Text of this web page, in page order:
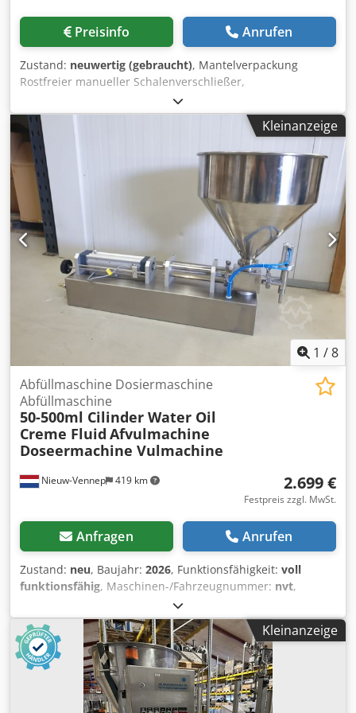
Kochprozessen legen. Technische Eigenschaften: 400 L
Dampfgarerball. Gebrauchter Dampfgarer. Hersteller:
Dedpfou H Uznsx Agrsck W3F57BIq
Preisinfo Anrufen
Zustand: neuwertig (gebraucht), Mantelverpackung
Rostfreier manueller Schalenverschließer,
Doppelschalenbetrieb, Temperatur- und Zeitsteuerung,
Schalenabmessungen 270mm x 280mm, 1Ph Dcjdjfg
Agrepfx Agrok
Kleinanzeige
1 /8
Nieuw-Vennep 419 km
Abfüllmaschine Dosiermaschine
Abfüllmaschine
50-500ml Cilinder Water Oil
Creme Fluid Afvulmachine
Doseermachine Vulmachine
2.699 €
Festpreis zzgl. MwSt.
Anfragen Anrufen
Zustand: neu, Baujahr: 2026, Funktionsfähigkeit: voll
funktionsfähig, Maschinen-/Fahrzeugnummer: nvt,
, Nagelneue Abfüllmaschine /
Füllmaschine / Dosiermaschine, die sich ideal für das
Abfüllen von Flüssigkeiten, Pasten, Cremes, Ölen usw.
eignet. Die Maschine ist für nahezu alle Flüssigkeiten
sowie auch für dickere Substanzen geeignet.
Anwendungsbeispiele: Shampoos Cremes Honig
Marmelade Milch Joghurt Wasser Alkohol Pesto
Kleinanzeige